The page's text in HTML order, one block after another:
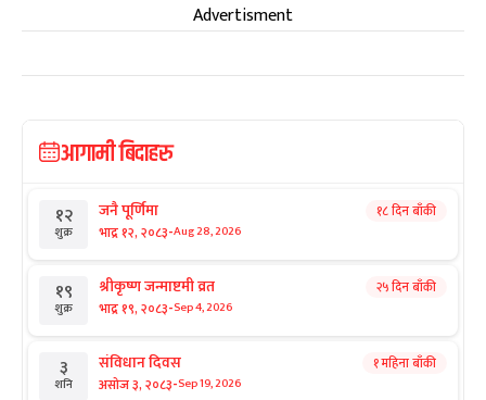
Advertisment
आगामी बिदाहरु
१२
शुक्र
जनै पूर्णिमा
भाद्र १२, २०८३-Aug 28, 2026
१८ दिन बाँकी
१९
शुक्र
श्रीकृष्ण जन्माष्टमी व्रत
भाद्र १९, २०८३-Sep 4, 2026
२५ दिन बाँकी
३
शनि
संविधान दिवस
असोज ३, २०८३-Sep 19, 2026
१ महिना बाँकी